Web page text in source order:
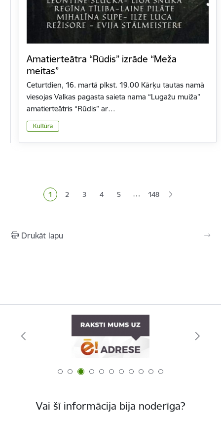
Amatierteātra “Rūdis” izrāde “Meža
meitas”
Ceturtdien, 16. martā plkst. 19.00 Kārķu tautas namā
viesojas Valkas pagasta saieta nama “Lugažu muiža”
amatierteātris “Rūdis” ar…
Kultūra
Pašreizējā lapa
1 Lapa
2 Lapa
3 Lapa
4 Lapa
5 … 148
Drukāt lapu
Vai šī informācija bija noderīga?